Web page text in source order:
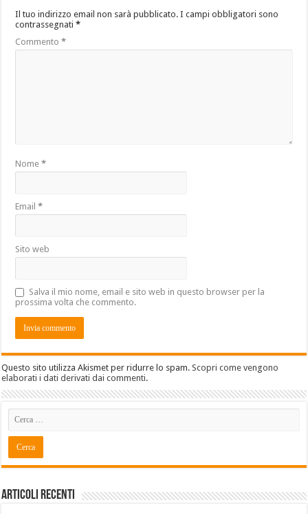
Il tuo indirizzo email non sarà pubblicato. I campi obbligatori sono
contrassegnati*
Commento*
Nome*
Email*
Sito web
Salva il mio nome, email e sito web in questo browser per la
prossima volta che commento.
Questo sito utilizza Akismet per ridurre lo spam.Scopri come vengono
elaborati i dati derivati dai commenti.
Articoli recenti